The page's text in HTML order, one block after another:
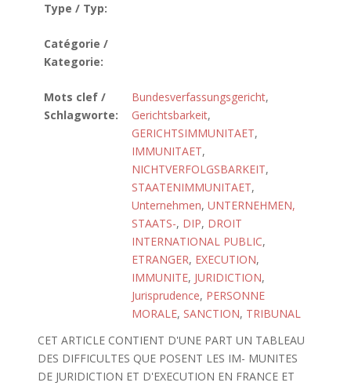
Type / Typ:
Catégorie /
Kategorie:
Mots clef /
Schlagworte:
Bundesverfassungsgericht,
Gerichtsbarkeit,
GERICHTSIMMUNITAET,
IMMUNITAET,
NICHTVERFOLGSBARKEIT,
STAATENIMMUNITAET,
Unternehmen, UNTERNEHMEN,
STAATS-, DIP, DROIT
INTERNATIONAL PUBLIC,
ETRANGER, EXECUTION,
IMMUNITE, JURIDICTION,
Jurisprudence, PERSONNE
MORALE, SANCTION, TRIBUNAL
CET ARTICLE CONTIENT D'UNE PART UN TABLEAU
DES DIFFICULTES QUE POSENT LES IM- MUNITES
DE JURIDICTION ET D'EXECUTION EN FRANCE ET